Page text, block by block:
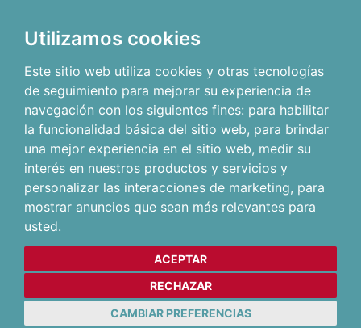
Utilizamos cookies
Este sitio web utiliza cookies y otras tecnologías
de seguimiento para mejorar su experiencia de
navegación con los siguientes fines: para habilitar
la funcionalidad básica del sitio web, para brindar
una mejor experiencia en el sitio web, medir su
interés en nuestros productos y servicios y
personalizar las interacciones de marketing, para
mostrar anuncios que sean más relevantes para
usted.
ACEPTAR
RECHAZAR
CAMBIAR PREFERENCIAS